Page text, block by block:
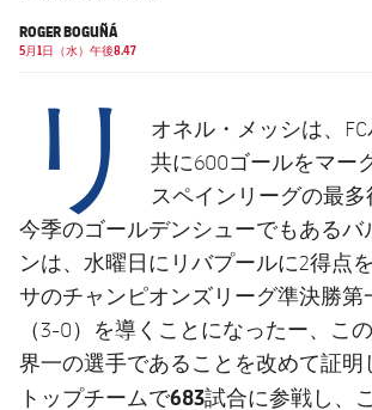
結果
スケジュール
結果
順位表
PLUSICON
LABEL.ARIA.PLUS
トップチーム
plusicon
label.aria.plus
スケジュール
チケット
結果
順位表
ROGER BOGUÑÁ
5月1日（水）午後8.47
リ
オネル・メッシは、
共に600ゴールをマー
スペインリーグの最多
今季のゴールデンシューでもあるバ
ンは、水曜日にリバプールに2得点
サのチャンピオンズリーグ準決勝第
（3-0）を導くことになったー、こ
界一の選手であることを改めて証明
トップチームで683試合に参戦し、